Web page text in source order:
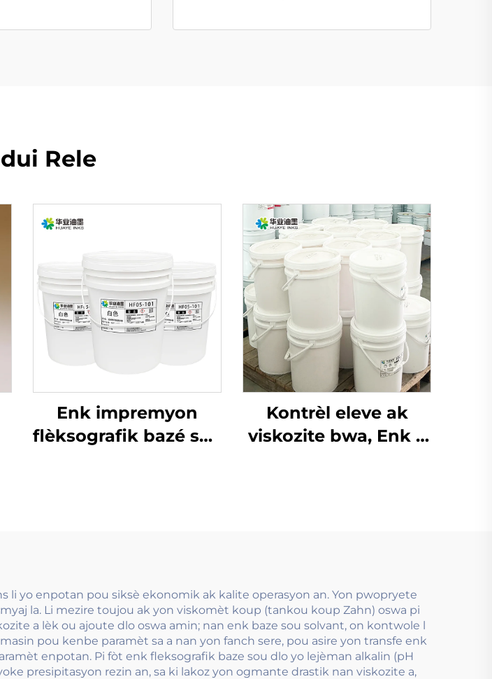
Rele
Enk impremyon
flèksografik bazé sou
Kontrèl eleve ak
viskozite bwa, Enk a
yo enpotan pou siksè ekonomik ak kalite operasyon an. Yon pwopryete
la. Li mezire toujou ak yon viskomèt koup (tankou koup Zahn) oswa pi
a lèk ou ajoute dlo oswa amin; nan enk baze sou solvant, on kontwole l
pou kenbe paramèt sa a nan yon fanch sere, pou asire yon transfe enk
enpotan. Pi fòt enk fleksografik baze sou dlo yo lejèman alkalin (pH
presipitasyon rezin an, sa ki lakoz yon ogmante drastik nan viskozite a,